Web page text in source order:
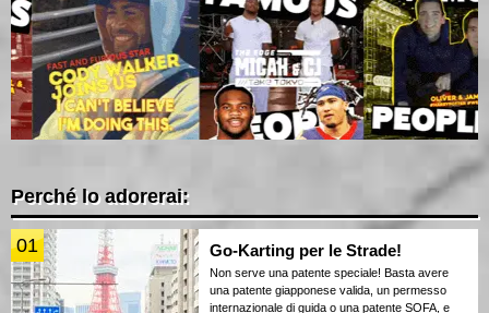
Perché lo adorerai:
01 Go-Karting per le Strade!
Non serve una patente speciale! Basta avere
una patente giapponese valida, un permesso
internazionale di guida o una patente SOFA, e